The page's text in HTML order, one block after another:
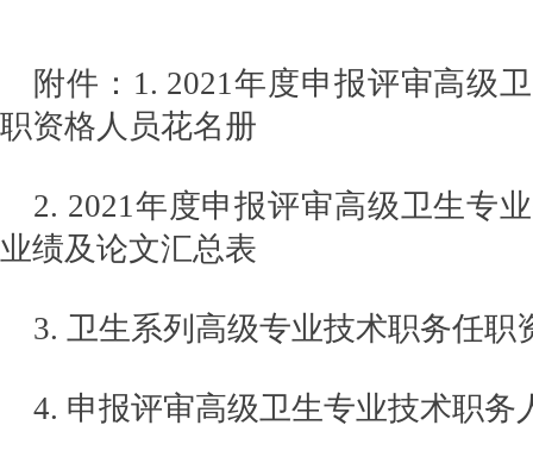
附件：1. 2021年度申报评审高级
职资格人员花名册
2. 2021年度申报评审高级卫生专
业绩及论文汇总表
3. 卫生系列高级专业技术职务任职
4. 申报评审高级卫生专业技术职务